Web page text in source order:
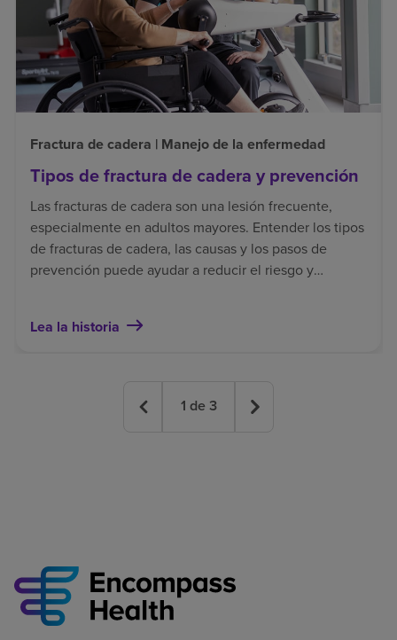
Fractura de cadera | Manejo de la enfermedad
Tipos de fractura de cadera y prevención
Las fracturas de cadera son una lesión frecuente,
especialmente en adultos mayores. Entender los tipos
de fracturas de cadera, las causas y los pasos de
prevención puede ayudar a reducir el riesgo y
Lea la historia
1 de 3